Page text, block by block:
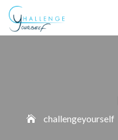
challengeyourself